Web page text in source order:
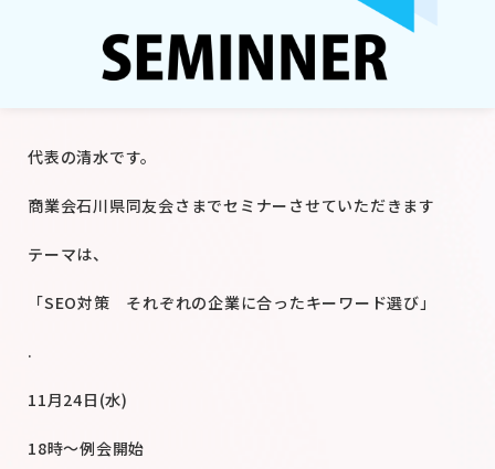
代表の清水です。
商業会石川県同友会さまでセミナーさせていただきます
テーマは、
「SEO対策 それぞれの企業に合ったキーワード選び」
.
11月24日(水)
18時〜例会開始